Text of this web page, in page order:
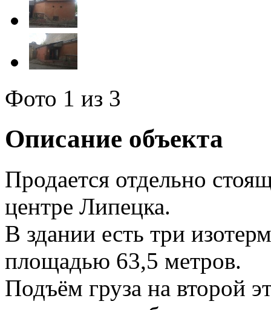
Фото 1 из 3
Описание объекта
Продается отдельно
центре Липецка.
В здании есть три
площадью 63,5 метров.
Подъём груза на второй